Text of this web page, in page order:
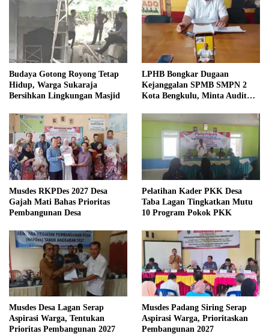
Budaya Gotong Royong Tetap
Hidup, Warga Sukaraja
Bersihkan Lingkungan Masjid
LPHB Bongkar Dugaan
Kejanggalan SPMB SMPN 2
Kota Bengkulu, Minta Audit
Musdes RKPDes 2027 Desa
Gajah Mati Bahas Prioritas
Pembangunan Desa
Pelatihan Kader PKK Desa
Taba Lagan Tingkatkan Mutu
10 Program Pokok PKK
Musdes Desa Lagan Serap
Aspirasi Warga, Tentukan
Prioritas Pembangunan 2027
Musdes Padang Siring Serap
Aspirasi Warga, Prioritaskan
Pembangunan 2027